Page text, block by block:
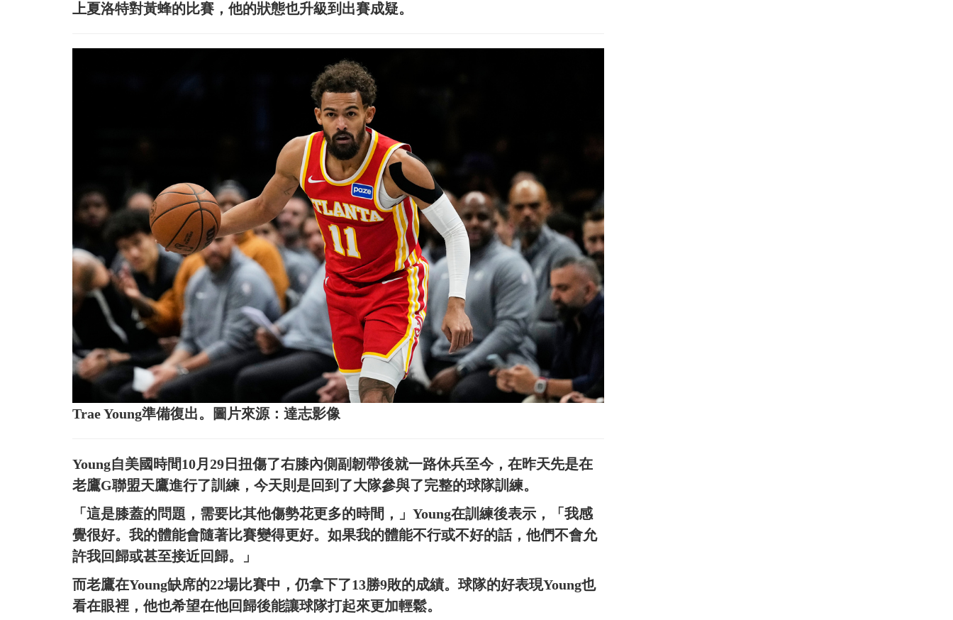
上夏洛特對黃蜂的比賽，他的狀態也升級到出賽成疑。
Trae Young準備復出。圖片來源：達志影像
Young自美國時間10月29日扭傷了右膝內側副韌帶後就一路休兵至今，在昨天先是在
老鷹G聯盟天鷹進行了訓練，今天則是回到了大隊參與了完整的球隊訓練。
「這是膝蓋的問題，需要比其他傷勢花更多的時間，」Young在訓練後表示，「我感
覺很好。我的體能會隨著比賽變得更好。如果我的體能不行或不好的話，他們不會允
許我回歸或甚至接近回歸。」
而老鷹在Young缺席的22場比賽中，仍拿下了13勝9敗的成績。球隊的好表現Young也
看在眼裡，他也希望在他回歸後能讓球隊打起來更加輕鬆。